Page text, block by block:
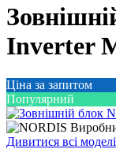
Inverter
Ціна за запитом
Популярний
Дивитися всі моделі